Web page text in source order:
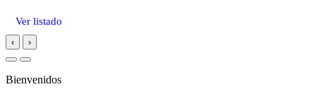
Ver listado
‹ ›
Bienvenidos